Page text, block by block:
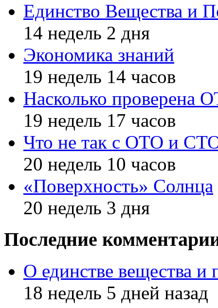
Единство Вещества и
14 недель 2 дня
Экономика знаний
19 недель 14 часов
Насколько проверена
19 недель 17 часов
Что не так с ОТО и
20 недель 10 часов
«Поверхность» Солнца
20 недель 3 дня
Последние
О единстве вещества и
18 недель 5 дней назад